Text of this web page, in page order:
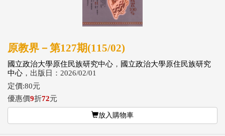
原教界－第127期(115/02)
國立政治大學原住民族研究中心 ， 國立政治大學原住民族研究
中心 ，出版日：2026/02/01
定價:80元
優惠價9折72元
放入購物車